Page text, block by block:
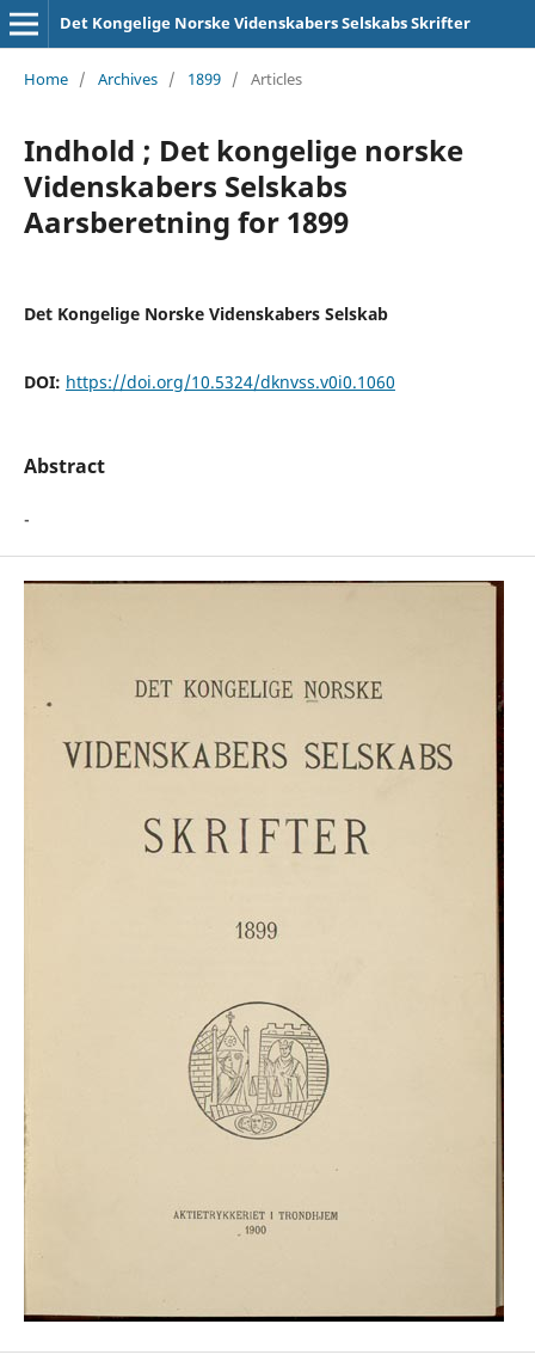
Det Kongelige Norske Videnskabers Selskabs Skrifter
Home / Archives / 1899 / Articles
Indhold ; Det kongelige norske
Videnskabers Selskabs
Aarsberetning for 1899
Det Kongelige Norske Videnskabers Selskab
DOI: https://doi.org/10.5324/dknvss.v0i0.1060
Abstract
-